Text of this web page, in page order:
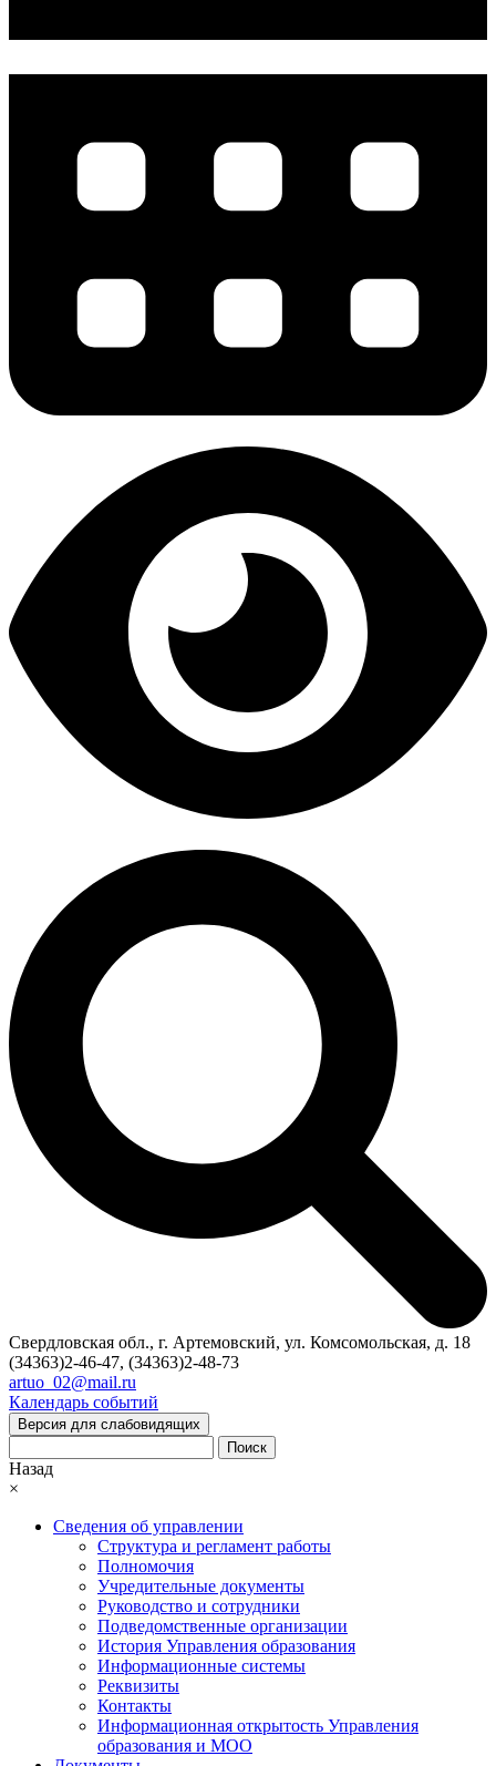
Свердловская обл., г. Артемовский, ул. Комсомольская, д. 18
(34363)2-46-47, (34363)2-48-73
artuo_02@mail.ru
Календарь событий
Версия для слабовидящих
Поиск
Назад
×
Сведения об управлении
Структура и регламент работы
Полномочия
Учредительные документы
Руководство и сотрудники
Подведомственные организации
История Управления образования
Информационные системы
Реквизиты
Контакты
Информационная открытость Управления
образования и МОО